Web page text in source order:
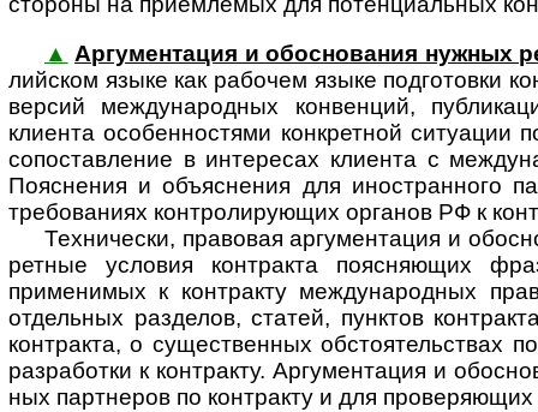
▲ Аргументация и обоснования нужных
лий­ском языке как рабочем языке подготовки
версий между­на­род­ных конвенций,
клиента особенностями конкретной
сопоставление в интересах клиента с
Пояснения и объяснения для ино­стран­ного
требованиях конт­ро­ли­ру­ю­щих органов РФ к
Технически, правовая аргументация и
рет­ные условия контракта поясняющих
применимых к контракту между­на­род­ных
отдельных разделов, статей, пунктов
контракта, о существенных обстоя­тельствах
разработки к контракту. Аргумен­тация и
ных партнеров по контракту и для